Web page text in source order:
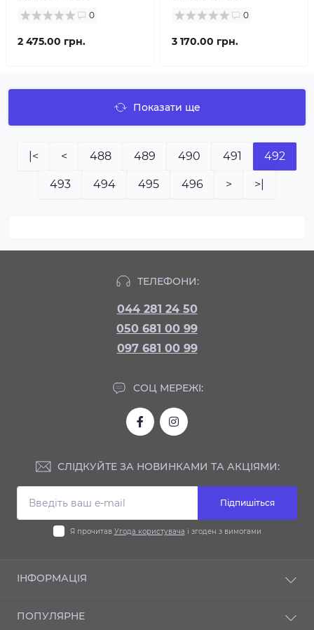
0
2 475.00 грн.
0
3 170.00 грн.
Показати ще
|< < 488 489 490 491 492
493 494 495 496 > >|
ТЕЛЕФОНИ:
044 281 24 50
050 681 00 99
097 681 00 99
СОЦ МЕРЕЖІ:
СЛІДКУЙТЕ ЗА НОВИНКАМИ ТА АКЦІЯМИ:
Підпишіться
Я прочитав Угода користувача і згоден з вимогами
ІНФОРМАЦІЯ
Гарантія
ПОПУЛЯРНЕ